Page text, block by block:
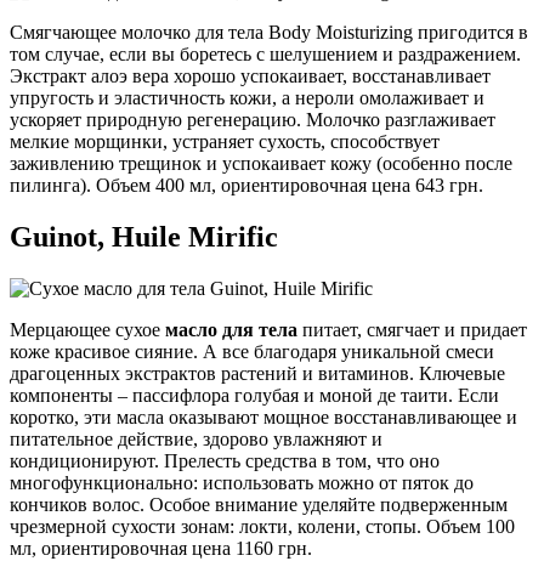
Смягчающее молочко для тела Body Moisturizing пригодится в
том случае, если вы боретесь с шелушением и раздражением.
Экстракт алоэ вера хорошо успокаивает, восстанавливает
упругость и эластичность кожи, а нероли омолаживает и
ускоряет природную регенерацию. Молочко разглаживает
мелкие морщинки, устраняет сухость, способствует
заживлению трещинок и успокаивает кожу (особенно после
пилинга). Объем 400 мл, ориентировочная цена 643 грн.
Guinot, Huile Mirific
Мерцающее сухое масло для тела питает, смягчает и придает
коже красивое сияние. А все благодаря уникальной смеси
драгоценных экстрактов растений и витаминов. Ключевые
компоненты – пассифлора голубая и моной де таити. Если
коротко, эти масла оказывают мощное восстанавливающее и
питательное действие, здорово увлажняют и
кондиционируют. Прелесть средства в том, что оно
многофункционально: использовать можно от пяток до
кончиков волос. Особое внимание уделяйте подверженным
чрезмерной сухости зонам: локти, колени, стопы. Объем 100
мл, ориентировочная цена 1160 грн.